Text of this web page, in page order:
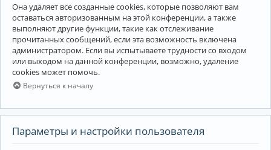
Она удаляет все созданные cookies, которые позволяют вам
оставаться авторизованным на этой конференции, а также
выполняют другие функции, такие как отслеживание
прочитанных сообщений, если эта возможность включена
администратором. Если вы испытываете трудности со входом
или выходом на данной конференции, возможно, удаление
cookies может помочь.
Вернуться к началу
Параметры и настройки пользователя